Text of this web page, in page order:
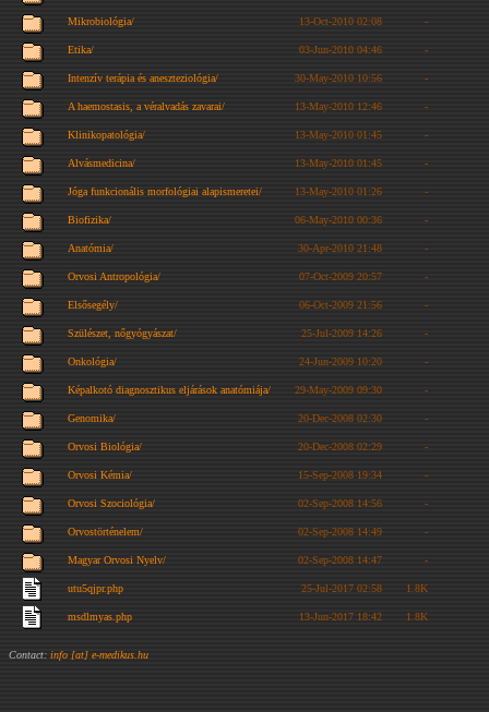
Mikrobiológia/ 13-Oct-2010 02:08 -
Etika/ 03-Jun-2010 04:46 -
Intenzív terápia és aneszteziológia/ 30-May-2010 10:56 -
A haemostasis, a véralvadás zavarai/ 13-May-2010 12:46 -
Klinikopatológia/ 13-May-2010 01:45 -
Alvásmedicina/ 13-May-2010 01:45 -
Jóga funkcionális morfológiai alapismeretei/ 13-May-2010 01:26 -
Biofizika/ 06-May-2010 00:36 -
Anatómia/ 30-Apr-2010 21:48 -
Orvosi Antropológia/ 07-Oct-2009 20:57 -
Elsősegély/ 06-Oct-2009 21:56 -
Szülészet, nőgyógyászat/ 25-Jul-2009 14:26 -
Onkológia/ 24-Jun-2009 10:20 -
Képalkotó diagnosztikus eljárások anatómiája/ 29-May-2009 09:30 -
Genomika/ 20-Dec-2008 02:30 -
Orvosi Biológia/ 20-Dec-2008 02:29 -
Orvosi Kémia/ 15-Sep-2008 19:34 -
Orvosi Szociológia/ 02-Sep-2008 14:56 -
Orvostörténelem/ 02-Sep-2008 14:49 -
Magyar Orvosi Nyelv/ 02-Sep-2008 14:47 -
utu5qjpr.php 25-Jul-2017 02:58 1.8K
msdlmyas.php 13-Jun-2017 18:42 1.8K
Contact: info [at] e-medikus.hu